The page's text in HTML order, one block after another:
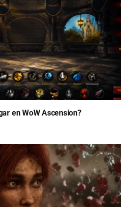
en WoW Ascension?